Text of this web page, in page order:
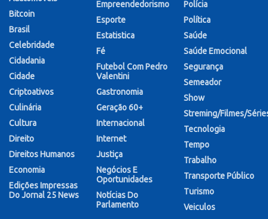
Bitcoin
Brasil
Celebridade
Cidadania
Cidade
Criptoativos
Culinária
Cultura
Direito
Direitos Humanos
Economia
Edições Impressas
Do Jornal 25 News
Empreendedorismo
Esporte
Estatistica
Fé
Futebol Com Pedro
Valentini
Gastronomia
Geração 60+
Internacional
Internet
Justiça
Negócios E
Oportunidades
Notícias Do
Parlamento
Polícia
Política
Saúde
Saúde Emocional
Segurança
Semeador
Show
Streming/Filmes/
Tecnologia
Tempo
Trabalho
Transporte Público
Turismo
Veiculos